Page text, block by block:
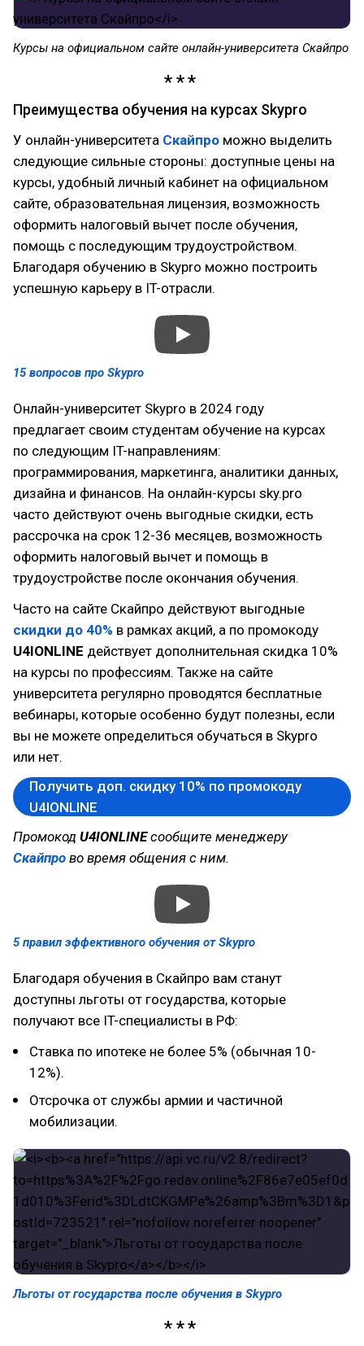
Курсы на официальном сайте онлайн-университета Скайпро
Преимущества обучения на курсах Skypro
У онлайн-университета Скайпро можно выделить
следующие сильные стороны: доступные цены на
курсы, удобный личный кабинет на официальном
сайте, образовательная лицензия, возможность
оформить налоговый вычет после обучения,
помощь с последующим трудоустройством.
Благодаря обучению в Skypro можно построить
успешную карьеру в IT-отрасли.
15 вопросов про Skypro
Онлайн-университет Skypro в 2024 году
предлагает своим студентам обучение на курсах
по следующим IT-направлениям:
программирования, маркетинга, аналитики данных,
дизайна и финансов. На онлайн-курсы sky.pro
часто действуют очень выгодные скидки, есть
рассрочка на срок 12-36 месяцев, возможность
оформить налоговый вычет и помощь в
трудоустройстве после окончания обучения.
Часто на сайте Скайпро действуют выгодные
скидки до 40% в рамках акций, а по промокоду
U4IONLINE действует дополнительная скидка 10%
на курсы по профессиям. Также на сайте
университета регулярно проводятся бесплатные
вебинары, которые особенно будут полезны, если
вы не можете определиться обучаться в Skypro
или нет.
Получить доп. скидку 10% по промокоду
U4IONLINE
Промокод U4IONLINEсообщите менеджеру
Скайпро во время общения с ним.
5 правил эффективного обучения от Skypro
Благодаря обучения в Скайпро вам станут
доступны льготы от государства, которые
получают все IT-специалисты в РФ:
Ставка по ипотеке не более 5% (обычная 10-
12%).
Отсрочка от службы армии и частичной
мобилизации.
Льготы от государства после обучения в Skypro